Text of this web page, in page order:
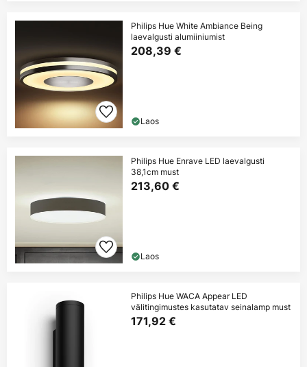
Philips Hue White Ambiance Being
laevalgusti alumiiniumist
208,39 €
Laos
Philips Hue Enrave LED laevalgusti
38,1cm must
213,60 €
Laos
Philips Hue WACA Appear LED
välitingimustes kasutatav seinalamp must
171,92 €